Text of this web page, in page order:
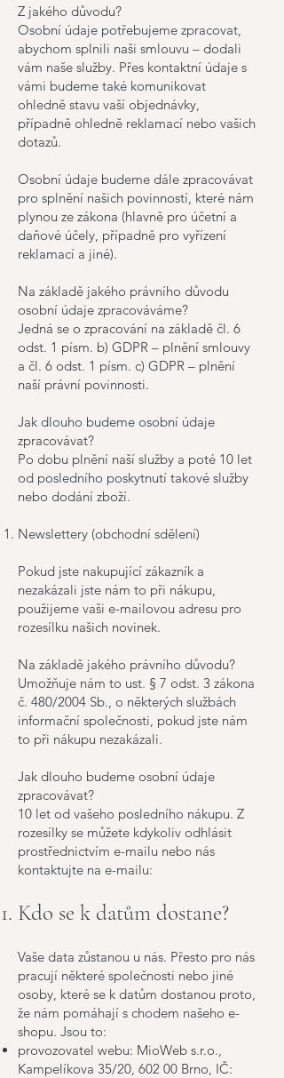
Z jakého důvodu?
Osobní údaje potřebujeme zpracovat,
abychom splnili naši smlouvu – dodali
vám naše služby. Přes kontaktní údaje s
vámi budeme také komunikovat
ohledně stavu vaší objednávky,
případně ohledně reklamací nebo vašich
dotazů.
Osobní údaje budeme dále zpracovávat
pro splnění našich povinností, které nám
plynou ze zákona (hlavně pro účetní a
daňové účely, případně pro vyřízení
reklamací a jiné).
Na základě jakého právního důvodu
osobní údaje zpracováváme?
Jedná se o zpracování na základě čl. 6
odst. 1 písm. b) GDPR – plnění smlouvy
a čl. 6 odst. 1 písm. c) GDPR – plnění
naší právní povinnosti.
Jak dlouho budeme osobní údaje
zpracovávat?
Po dobu plnění naší služby a poté 10 let
od posledního poskytnutí takové služby
nebo dodání zboží.
Newslettery (obchodní sdělení)
Pokud jste nakupující zákazník a
nezakázali jste nám to při nákupu,
použijeme vaši e-mailovou adresu pro
rozesílku našich novinek.
Na základě jakého právního důvodu?
Umožňuje nám to ust. § 7 odst. 3 zákona
č. 480/2004 Sb., o některých službách
informační společnosti, pokud jste nám
to při nákupu nezakázali.
Jak dlouho budeme osobní údaje
zpracovávat?
10 let od vašeho posledního nákupu. Z
rozesílky se můžete kdykoliv odhlásit
prostřednictvím e-mailu nebo nás
kontaktujte na e-mailu:
Kdo se k datům dostane?
Vaše data zůstanou u nás. Přesto pro nás
pracují některé společnosti nebo jiné
osoby, které se k datům dostanou proto,
že nám pomáhají s chodem našeho e-
shopu. Jsou to:
provozovatel webu: MioWeb s.r.o.,
Kampelíkova 35/20, 602 00 Brno, IČ: